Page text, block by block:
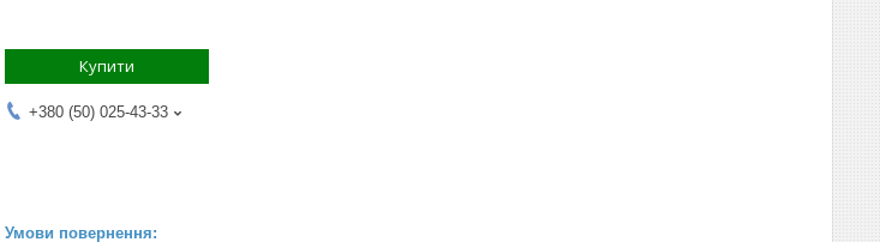
Купити
+380 (50) 025-43-33